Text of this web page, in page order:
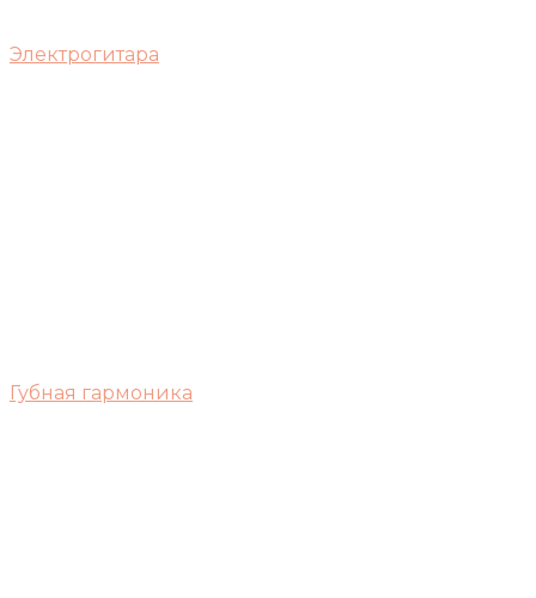
Электрогитара
Губная гармоника